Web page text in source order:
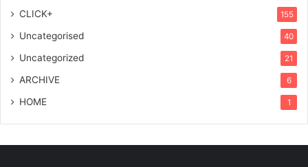
CLICK+ 155
Uncategorised 40
Uncategorized 21
ARCHIVE 6
HOME 1